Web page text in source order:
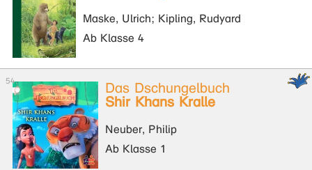
Maske, Ulrich; Kipling, Rudyard
Ab Klasse 4
Das Dschungelbuch
Shir Khans Kralle
Neuber, Philip
Ab Klasse 1